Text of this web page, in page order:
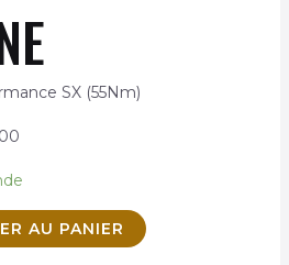
SX (55Nm)
AU PANIER